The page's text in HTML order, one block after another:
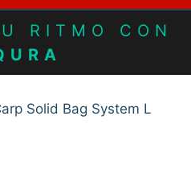
RITMO CON
Solid Bag System L